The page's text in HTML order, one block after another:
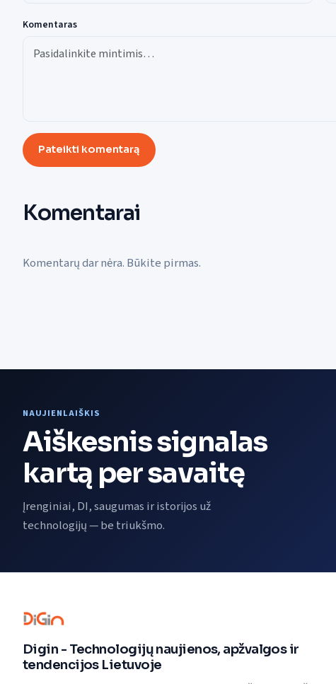
Komentaras
Pateikti komentarą
Komentarai
Komentarų dar nėra. Būkite pirmas.
NAUJIENLAIŠKIS
Aiškesnis signalas
kartą per savaitę
Įrenginiai, DI, saugumas ir istorijos už
technologijų — be triukšmo.
Digin - Technologijų naujienos, apžvalgos ir
tendencijos Lietuvoje